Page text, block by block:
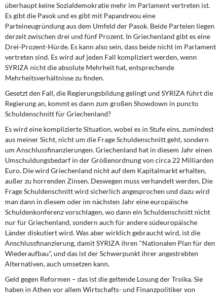
überhaupt keine Sozialdemokratie mehr im Parlament vertreten ist.
Es gibt die Pasok und es gibt mit Papandreou eine
Parteineugründung aus dem Umfeld der Pasok. Beide Parteien liegen
derzeit zwischen drei und fünf Prozent. In Griechenland gibt es eine
Drei-Prozent-Hürde. Es kann also sein, dass beide nicht im Parlament
vertreten sind. Es wird auf jeden Fall kompliziert werden, wenn
SYRIZA nicht die absolute Mehrheit hat, entsprechende
Mehrheitsverhältnisse zu finden.
Gesetzt den Fall, die Regierungsbildung gelingt und SYRIZA führt die
Regierung an, kommt es dann zum großen Showdown in puncto
Schuldenschnitt für Griechenland?
Es wird eine komplizierte Situation, wobei es in Stufe eins, zumindest
aus meiner Sicht, nicht um die Frage Schuldenschnitt geht, sondern
um Anschlussfinanzierungen. Griechenland hat in diesem Jahr einen
Umschuldungsbedarf in der Größenordnung von circa 22 Milliarden
Euro. Die wird Griechenland nicht auf dem Kapitalmarkt erhalten,
außer zu horrenden Zinsen. Deswegen muss verhandelt werden. Die
Frage Schuldenschnitt wird sicherlich angesprochen und dazu wird
man dann in diesem oder im nächsten Jahr eine europäische
Schuldenkonferenz vorschlagen, wo dann ein Schuldenschnitt nicht
nur für Griechenland, sondern auch für andere südeuropäische
Länder diskutiert wird. Was aber wirklich gebraucht wird, ist die
Anschlussfinanzierung, damit SYRIZA ihren "Nationalen Plan für den
Wiederaufbau", und das ist der Schwerpunkt ihrer angestrebten
Alternativen, auch umsetzen kann.
Geld gegen Reformen – das ist die geltende Losung der Troika. Sie
haben in Athen vor allem Wirtschafts- und Finanzpolitiker von